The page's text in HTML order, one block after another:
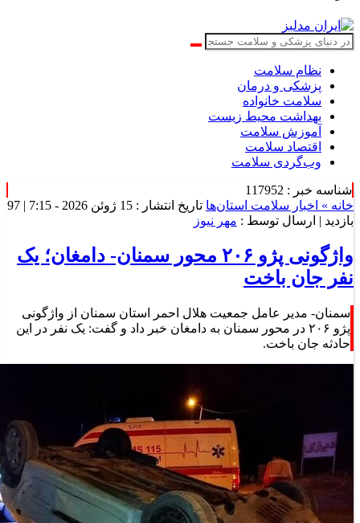
نظام سلامت
پزشکی و درمان
سلامت خانواده
بهداشت محیط زیست
آموزش سلامت
اقتصاد سلامت
وب‌گردی سلامت
شناسه خبر : 117952
خانه » اخبار سلامت استان‌ها تاریخ انتشار : 15 ژوئن 2026 - 7:15 |
97
بازدید | ارسال توسط : مهر نیوز
واژگونی پژو ۲۰۶ محور سمنان- دامغان؛ یک
نفر جان باخت
سمنان- مدیر عامل جمعیت هلال احمر استان سمنان از واژگونی
پژو ۲۰۶ در محور سمنان به دامغان خبر داد و گفت: یک نفر در این
حادثه جان باخت.